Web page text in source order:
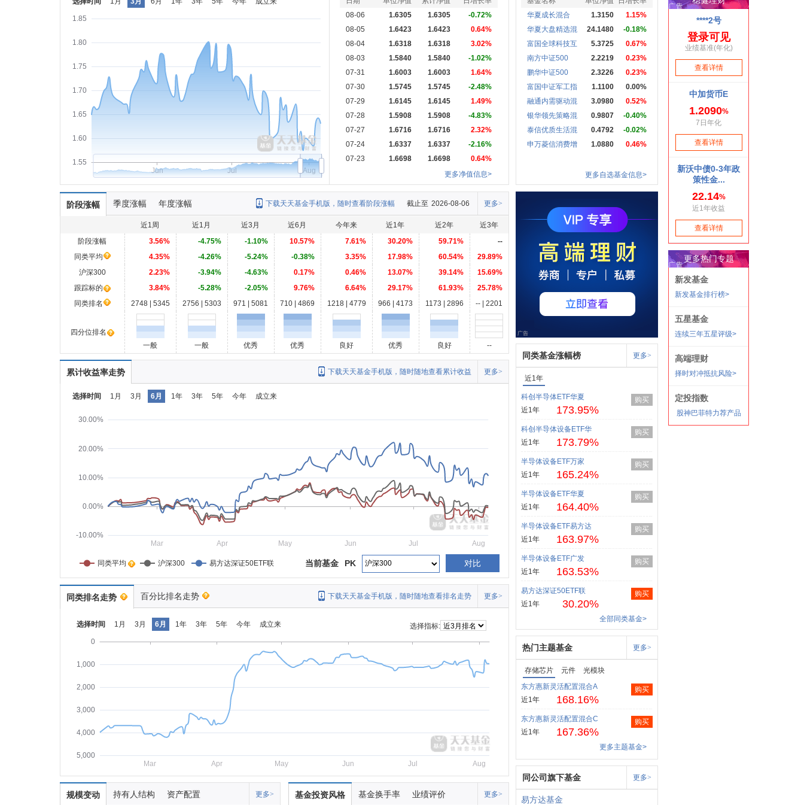
1.55
1.60
1.65
1.70
1.75
1.80
1.85
Jun Jul Aug
08-06
1.6305 1.6305
-0.72%
08-05
1.6423 1.6423
0.64%
08-04
1.6318 1.6318
3.02%
08-03
1.5840 1.5840
-1.02%
07-31
1.6003 1.6003
1.64%
07-30
1.5745 1.5745
-2.48%
07-29
1.6145 1.6145
1.49%
07-28
1.5908 1.5908
-4.83%
07-27
1.6716 1.6716
2.32%
07-24
1.6337 1.6337
-2.16%
07-23
1.6698 1.6698
0.64%
更多净值信息>
华夏成长混合
1.3150
1.15%
华夏大盘精选混
24.1480
-0.18%
富国全球科技互
5.3725
0.67%
南方中证500
2.2219
0.23%
鹏华中证500
2.3226
0.23%
富国中证军工指
1.1100
0.00%
融通内需驱动混
3.0980
0.52%
银华领先策略混
0.9807
-0.40%
泰信优质生活混
0.4792
-0.02%
申万菱信消费增
1.0880 0.46%
更多自选基金信息>
阶段涨幅 季度涨幅 年度涨幅 更多>
截止至 2026-08-06
下载天天基金手机版，随时查看阶段涨幅
近1周 近1月 近3月 近6月 今年来 近1年 近2年
近3年
阶段涨幅
3.56% -4.75% -1.10% 10.57% 7.61% 30.20% 59.71%
--
同类平均
4.35% -4.26% -5.24% -0.38% 3.35% 17.98% 60.54%
29.89%
沪深300
2.23% -3.94% -4.63% 0.17% 0.46% 13.07% 39.14%
15.69%
跟踪标的
3.84% -5.28% -2.05% 9.76% 6.64% 29.17% 61.93%
25.78%
同类排名
2748 | 5345 2756 | 5303 971 | 5081 710 | 4869 1218 | 4779 966 | 4173 1173 | 2896 -- | 2201
四分位排名
一般
一般 优秀 优秀 良好 优秀 良好 --
累计收益率走势 更多>
下载天天基金手机版，随时随地查看累计收益
选择时间 1月 3月 6月 1年 3年 5年 今年 成立来
-10.00%
0.00%
10.00%
20.00%
30.00%
Mar Apr May Jun Jul Aug
同类平均 沪深300 易方达深证50ETF联 对比
PK
当前基金
同类排名走势 百分比排名走势 更多>
下载天天基金手机版，随时随地查看排名走势
选择时间 1月 3月 6月 1年 3年 5年 今年 成立来
选择指标:
0
1,000
2,000
3,000
4,000
5,000
Mar
Apr May Jun Jul Aug
规模变动 持有人结构 资产配置 更多> 基金投资风格 基金换手率 业绩评价 更多>
同类基金涨幅榜 更多>
近1年
科创半导体ETF华夏
近1年
173.95%
购买
科创半导体设备ETF华
近1年
173.79%
购买
半导体设备ETF万家
近1年
165.24%
购买
半导体设备ETF华夏
近1年
164.40%
购买
半导体设备ETF易方达
近1年
163.97%
购买
半导体设备ETF广发
近1年
163.53%
购买
易方达深证50ETF联
近1年
30.20%
购买
全部同类基金>
热门主题基金 更多>
存储芯片 元件
光模块
东方惠新灵活配置混合A
近1年
168.16%
购买
东方惠新灵活配置混合C
近1年
167.36%
购买
更多主题基金>
同公司旗下基金 更多>
易方达基金